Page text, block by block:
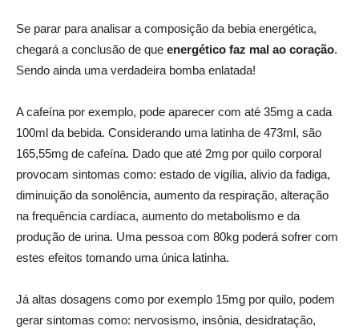
Se parar para analisar a composição da bebia energética,
chegará a conclusão de que energético faz mal ao coração.
Sendo ainda uma verdadeira bomba enlatada!
A cafeína por exemplo, pode aparecer com até 35mg a cada
100ml da bebida. Considerando uma latinha de 473ml, são
165,55mg de cafeína. Dado que até 2mg por quilo corporal
provocam sintomas como: estado de vigília, alivio da fadiga,
diminuição da sonolência, aumento da respiração, alteração
na frequência cardíaca, aumento do metabolismo e da
produção de urina. Uma pessoa com 80kg poderá sofrer com
estes efeitos tomando uma única latinha.
Já altas dosagens como por exemplo 15mg por quilo, podem
gerar sintomas como: nervosismo, insônia, desidratação,